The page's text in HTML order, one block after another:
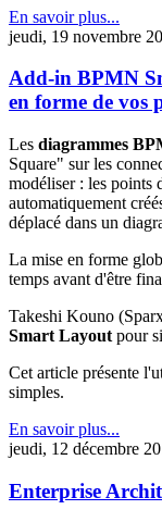
En savoir plus...
jeudi, 19 novembre
Add-in BPMN
en forme de vos
Les diagrammes
Square" sur les
modéliser : les points
automatiquement
déplacé dans un
La mise en forme
temps avant d'être
Takeshi Kouno
Smart Layout pour
Cet article présente
simples.
En savoir plus...
jeudi, 12 décembre
Enterprise